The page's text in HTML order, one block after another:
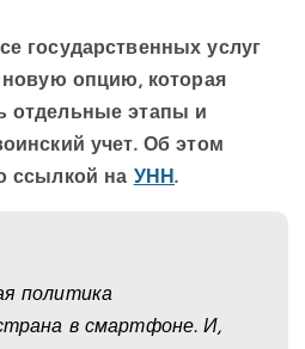
государственных услуг
новую опцию, которая
отдельные этапы и
учет. Об этом
ссылкой на УНН.
политика
в смартфоне. И,